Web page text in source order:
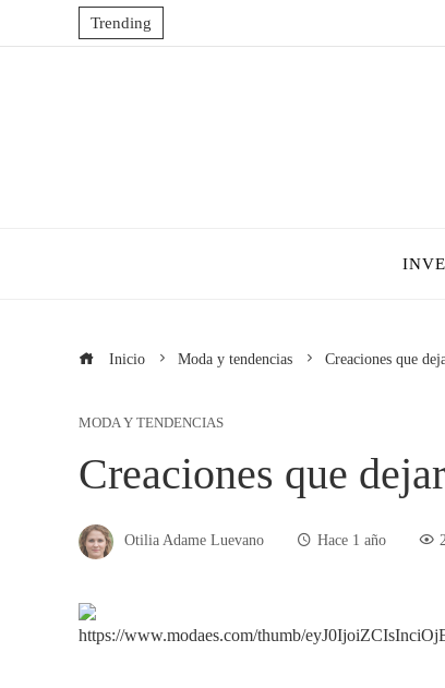
Trending
Inicio Moda y tendencias Creaciones que
MODA Y TENDENCIAS
Creaciones que
Otilia Adame Luevano Hace 1 año